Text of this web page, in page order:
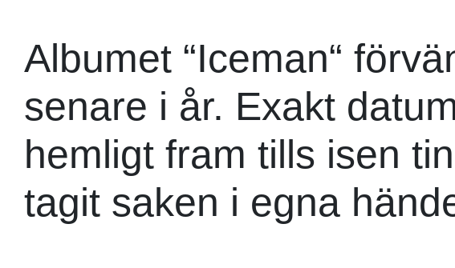
Albumet “Iceman“
senare i år. Exakt
hemligt fram tills isen
tagit saken i egna